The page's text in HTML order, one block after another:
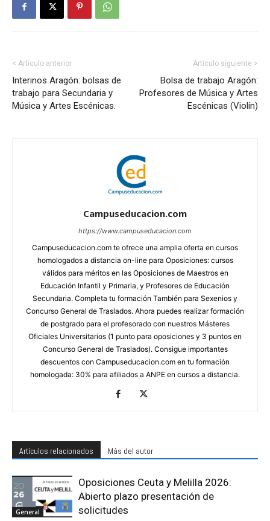
< Artículo anterior
Interinos Aragón: bolsas de
trabajo para Secundaria y
Música y Artes Escénicas.
Artículo siguiente >
Bolsa de trabajo Aragón:
Profesores de Música y Artes
Escénicas (Violín)
Campuseducacion.com
https://www.campuseducacion.com
Campuseducacion.com te ofrece una amplia oferta en cursos
homologados a distancia on-line para Oposiciones: cursos
válidos para méritos en las Oposiciones de Maestros en
Educación Infantil y Primaria, y Profesores de Educación
Secundaria. Completa tu formación También para Sexenios y
Concurso General de Traslados. Ahora puedes realizar formación
de postgrado para el profesorado con nuestros Másteres
Oficiales Universitarios (1 punto para oposiciones y 3 puntos en
Concurso General de Traslados). Consigue importantes
descuentos con Campuseducacion.com en tu formación
homologada: 30% para afiliados a ANPE en cursos a distancia.
Artículos relacionados Más del autor
General
Oposiciones Ceuta y Melilla 2026:
Abierto plazo presentación de
solicitudes